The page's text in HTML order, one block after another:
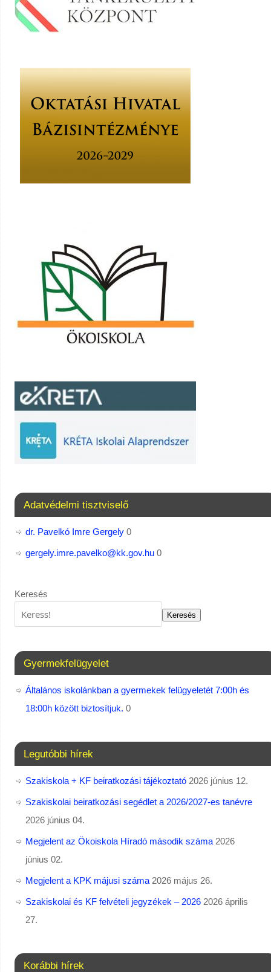
Adatvédelmi tisztviselő
dr. Pavelkó Imre Gergely0
gergely.imre.pavelko@kk.gov.hu0
Keresés
Keresés
Gyermekfelügyelet
Általános iskolánkban a gyermekek felügyeletét 7:00h és
18:00h között biztosítjuk. 0
Legutóbbi hírek
Szakiskola + KF beiratkozási tájékoztató 2026 június 12.
Szakiskolai beiratkozási segédlet a 2026/2027-es tanévre
2026 június 04.
Megjelent az Ökoiskola Híradó második száma 2026
június 02.
Megjelent a KPK májusi száma 2026 május 26.
Szakiskolai és KF felvételi jegyzékek – 2026 2026 április
27.
Korábbi hírek